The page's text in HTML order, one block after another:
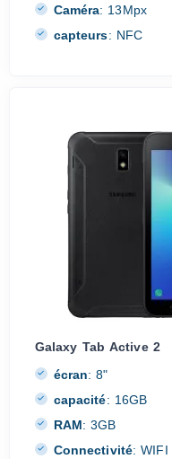
Caméra: 13Mpx
capteurs: NFC
Galaxy Tab Active 2
écran: 8"
capacité: 16GB
RAM: 3GB
Connectivité: WIFI